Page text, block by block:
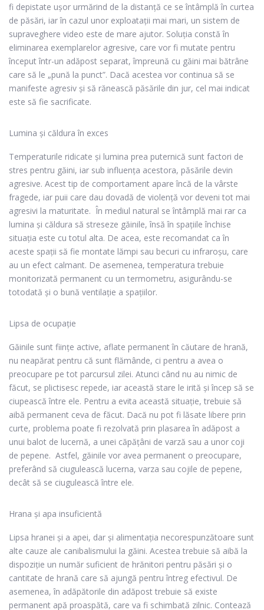
fi depistate ușor urmărind de la distanță ce se întâmplă în curtea
de păsări, iar în cazul unor exploatații mai mari, un sistem de
supraveghere video este de mare ajutor. Soluția constă în
eliminarea exemplarelor agresive, care vor fi mutate pentru
început într-un adăpost separat, împreună cu găini mai bătrâne
care să le „pună la punct”. Dacă acestea vor continua să se
manifeste agresiv și să rănească păsările din jur, cel mai indicat
este să fie sacrificate.
Lumina și căldura în exces
Temperaturile ridicate și lumina prea puternică sunt factori de
stres pentru găini, iar sub influența acestora, păsările devin
agresive. Acest tip de comportament apare încă de la vârste
fragede, iar puii care dau dovadă de violență vor deveni tot mai
agresivi la maturitate. În mediul natural se întâmplă mai rar ca
lumina și căldura să streseze găinile, însă în spațiile închise
situația este cu totul alta. De acea, este recomandat ca în
aceste spații să fie montate lămpi sau becuri cu infraroșu, care
au un efect calmant. De asemenea, temperatura trebuie
monitorizată permanent cu un termometru, asigurându-se
totodată și o bună ventilație a spațiilor.
Lipsa de ocupație
Găinile sunt ființe active, aflate permanent în căutare de hrană,
nu neapărat pentru că sunt flămânde, ci pentru a avea o
preocupare pe tot parcursul zilei. Atunci când nu au nimic de
făcut, se plictisesc repede, iar această stare le irită și încep să se
ciupească între ele. Pentru a evita această situație, trebuie să
aibă permanent ceva de făcut. Dacă nu pot fi lăsate libere prin
curte, problema poate fi rezolvată prin plasarea în adăpost a
unui balot de lucernă, a unei căpățâni de varză sau a unor coji
de pepene. Astfel, găinile vor avea permanent o preocupare,
preferând să ciugulească lucerna, varza sau cojile de pepene,
decât să se ciugulească între ele.
Hrana și apa insuficientă
Lipsa hranei și a apei, dar și alimentația necorespunzătoare sunt
alte cauze ale canibalismului la găini. Acestea trebuie să aibă la
dispoziție un număr suficient de hrănitori pentru păsări și o
cantitate de hrană care să ajungă pentru întreg efectivul. De
asemenea, în adăpătorile din adăpost trebuie să existe
permanent apă proaspătă, care va fi schimbată zilnic. Contează